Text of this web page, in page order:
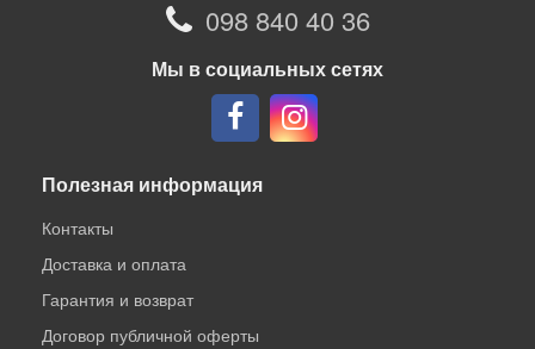
098 840 40 36
Мы в социальных сетях
Полезная информация
Контакты
Доставка и оплата
Гарантия и возврат
Договор публичной оферты